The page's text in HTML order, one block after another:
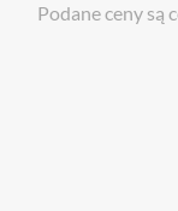
Podane ceny są